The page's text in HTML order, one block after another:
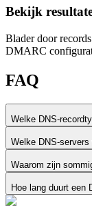
Bekijk
Blader door
DMARC
FAQ
Welke DNS-
Welke DNS-servers
Waarom zijn
Hoe lang duurt een